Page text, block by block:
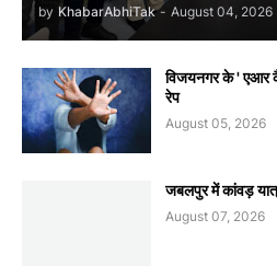
by KhabarAbhiTak - August 04, 2026
विजयनगर के ' एआर
रेप
August 05, 2026
जबलपुर में कांवड़
August 07, 2026